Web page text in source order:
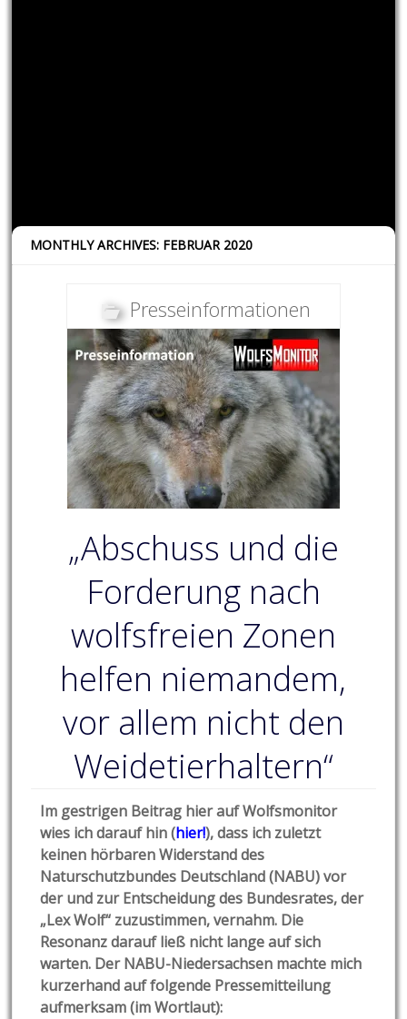
MONTHLY ARCHIVES: FEBRUAR 2020
Presseinformationen
„Abschuss und die
Forderung nach
wolfsfreien Zonen
helfen niemandem,
vor allem nicht den
Weidetierhaltern“
Im gestrigen Beitrag hier auf Wolfsmonitor
wies ich darauf hin (hier!), dass ich zuletzt
keinen hörbaren Widerstand des
Naturschutzbundes Deutschland (NABU) vor
der und zur Entscheidung des Bundesrates, der
„Lex Wolf“ zuzustimmen, vernahm. Die
Resonanz darauf ließ nicht lange auf sich
warten. Der NABU-Niedersachsen machte mich
kurzerhand auf folgende Pressemitteilung
aufmerksam (im Wortlaut):